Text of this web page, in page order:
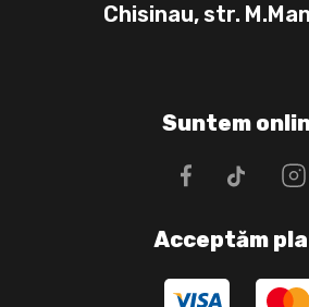
Chisinau, str.
Suntem
Acceptăm